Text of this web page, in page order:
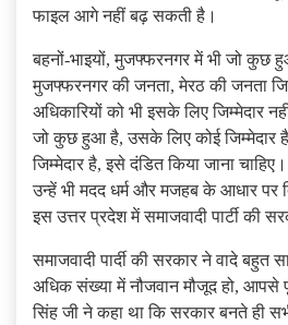
फाइल आगे नहीं बढ़ सकती है।
बहनों-भाइयों, मुजफ्फरनगर में भी जो
मुजफ्फरनगर की जनता, मेरठ की जनता
अधिकारियों को भी इसके लिए जिम्मेदार
जो कुछ हुआ है, उसके लिए कोई जिम्मेदार
जिम्मेदार है, इसे दंडित किया जाना
उन्हें भी मदद धर्म और मजहब के आधार पर
इस उत्तर प्रदेश में समाजवादी पार्टी की
समाजवादी पार्दी की सरकार ने वादे
अधिक संख्या में नौजवान मौजूद हो, आपसे
सिंह जी ने कहा था कि सरकार बनते ही